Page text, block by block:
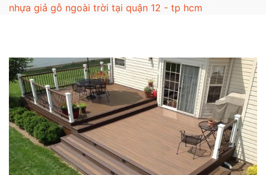
nhựa giả gỗ ngoài trời tại quận 12 - tp hcm